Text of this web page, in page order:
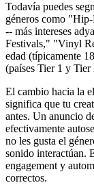
Todavía puedes
géneros como
-- más intereses
Festivals," "Vinyl
edad (típicamente
(países Tier 1 y
El cambio hacia la
significa que tu
antes. Un anuncio
efectivamente
no les gusta el
sonido interactúan.
engagement y
correctos.